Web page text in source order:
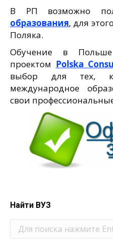
В РП возможно
образования, для
Поляка.
Обучение в
проектом Polska
выбор для тех,
международное
свои
Найти ВУЗ
Поиск: